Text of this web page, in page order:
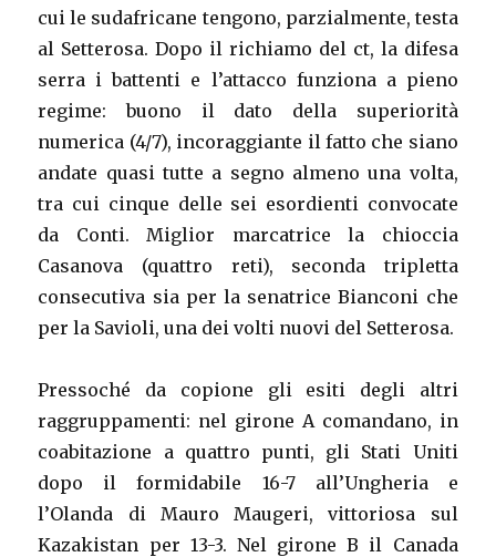
cui le sudafricane tengono, parzialmente, testa
al Setterosa. Dopo il richiamo del ct, la difesa
serra i battenti e l’attacco funziona a pieno
regime: buono il dato della superiorità
numerica (4/7), incoraggiante il fatto che siano
andate quasi tutte a segno almeno una volta,
tra cui cinque delle sei esordienti convocate
da Conti. Miglior marcatrice la chioccia
Casanova (quattro reti), seconda tripletta
consecutiva sia per la senatrice Bianconi che
per la Savioli, una dei volti nuovi del Setterosa.
Pressoché da copione gli esiti degli altri
raggruppamenti: nel girone A comandano, in
coabitazione a quattro punti, gli Stati Uniti
dopo il formidabile 16-7 all’Ungheria e
l’Olanda di Mauro Maugeri, vittoriosa sul
Kazakistan per 13-3. Nel girone B il Canada